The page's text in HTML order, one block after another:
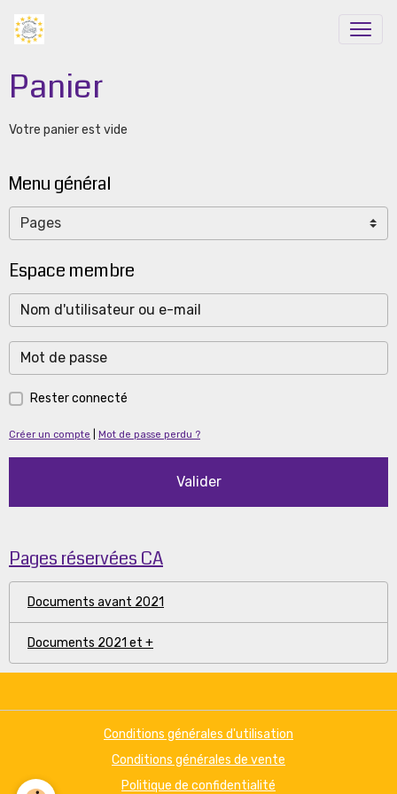
Panier
Votre panier est vide
Menu général
Espace membre
Rester connecté
Créer un compte Mot de passe perdu ?
Valider
Pages réservées CA
Documents avant 2021
Documents 2021 et +
Conditions générales d'utilisation
Conditions générales de vente
Politique de confidentialité